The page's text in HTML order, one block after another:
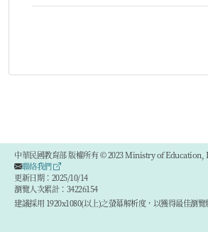
中華民國教育部 版權所有 © 2023 Ministry of Education,
聯絡我們
更新日期：2025/10/14
瀏覽人次累計：34226154
建議採用 1920x1080(以上)之螢幕解析度，以獲得最佳瀏覽